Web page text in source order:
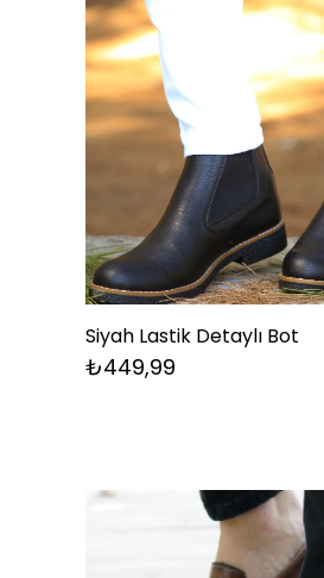
Siyah Lastik Detaylı Bot
₺449,99